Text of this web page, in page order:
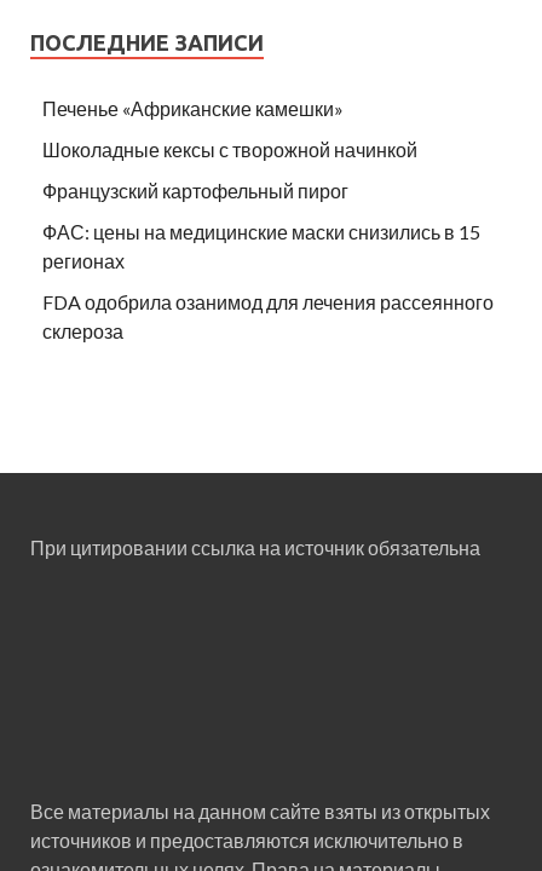
ПОСЛЕДНИЕ ЗАПИСИ
Печенье «Африканские камешки»
Шоколадные кексы с творожной начинкой
Французский картофельный пирог
ФАС: цены на медицинские маски снизились в 15
регионах
FDA одобрила озанимод для лечения рассеянного
склероза
При цитировании ссылка на источник обязательна
Все материалы на данном сайте взяты из открытых
источников и предоставляются исключительно в